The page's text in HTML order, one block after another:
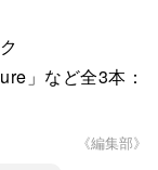
」など全3本：
《編集部》